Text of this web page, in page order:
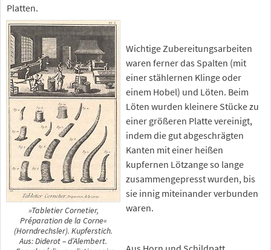
Platten.
»Tabletier Cornetier,
Préparation de la Corne«
(Horndrechsler). Kupferstich.
Aus: Diderot – d’Alembert.
Wichtige Zubereitungsarbeiten
waren ferner das Spalten (mit
einer stählernen Klinge oder
einem Hobel) und Löten. Beim
Löten wurden kleinere Stücke zu
einer größeren Platte vereinigt,
indem die gut abgeschrägten
Kanten mit einer heißen
kupfernen Lötzange so lange
zusammengepresst wurden, bis
sie innig miteinander verbunden
waren.